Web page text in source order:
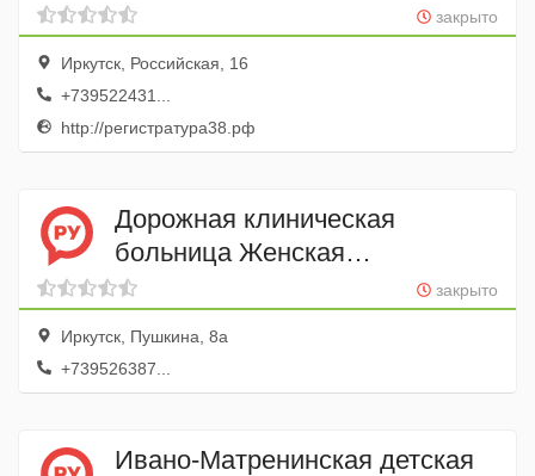
закрыто
Иркутск, Российская, 16
+739522431...
http://регистратура38.рф
Дорожная клиническая
больница Женская
консультация, Поликлиника
№ 1
закрыто
Иркутск, Пушкина, 8а
+739526387...
Ивано-Матренинская детская